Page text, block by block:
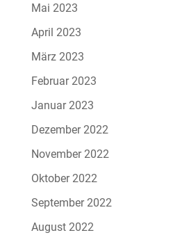
Mai 2023
April 2023
März 2023
Februar 2023
Januar 2023
Dezember 2022
November 2022
Oktober 2022
September 2022
August 2022